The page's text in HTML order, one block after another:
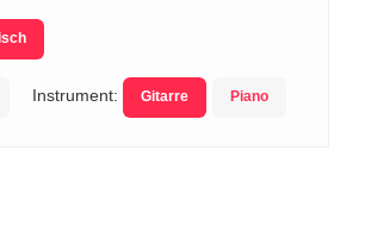
Instrument: Gitarre Piano